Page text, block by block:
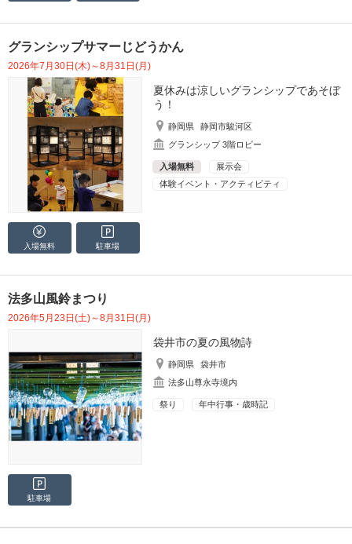
グランシップサマーじどうかん
2026年7月30日(木)～8月31日(月)
夏休みは涼しいグランシップであそぼ
う！
静岡県
静岡市駿河区
グランシップ 3階ロビー
入場無料
展示会
体験イベント・アクティビティ
入場無料 駐車場
法多山風鈴まつり
2026年5月23日(土)～8月31日(月)
袋井市の夏の風物詩
静岡県
袋井市
法多山尊永寺境内
祭り 年中行事・歳時記
駐車場